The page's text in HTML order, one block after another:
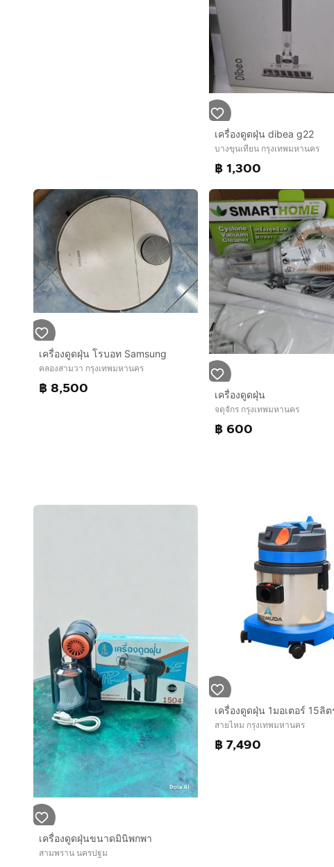
เครื่องดูดฝุ่น dibea g22
บางขุนเทียน กรุงเทพมหานคร
฿ 1,300
เครื่องดูดฝุ่น โรบอท Samsung
คลองสามวา กรุงเทพมหานคร
฿ 8,500 เครื่องดูดฝุ่น
จตุจักร กรุงเทพมหานคร
฿ 600
เครื่องดูดฝุ่นขนาดมินิพกพา
สามพราน นครปฐม
สายไหม กรุงเทพมหานคร
฿ 7,490